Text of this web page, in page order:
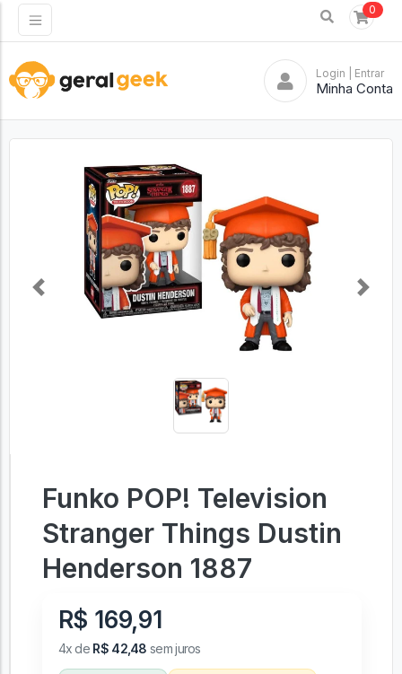
0
Login | Entrar
Minha Conta
Previous Next
Funko POP! Television
Stranger Things Dustin
Henderson 1887
R$ 169,91
4x de R$ 42,48 sem juros